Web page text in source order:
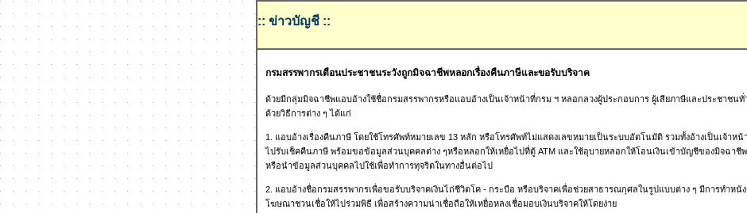
:: ข่าวบัญชี ::
กรมสรรพากรเตือนประชาชนระวังถูกมิจฉาชีพหลอกเรื่องคืนภาษีและขอรับบริจาค
ด้วยมีกลุ่มมิจฉาชีพแอบอ้างใช้ชื่อกรมสรรพากรหรือแอบอ้างเป็นเจ้าหน้าที่กรม ฯ หลอกลวงผู้ประกอบการ ผู้เสียภาษีและประชาชนทั่
ด้วยวิธีการต่าง ๆ ได้แก่
1. แอบอ้างเรื่องคืนภาษี โดยใช้โทรศัพท์หมายเลข 13 หลัก หรือโทรศัพท์ไม่แสดงเลขหมายเป็นระบบอัตโนมัติ รวมทั้งอ้างเป็นเจ้าหน้
ไปรับเช็คคืนภาษี พร้อมขอข้อมูลส่วนบุคคลต่าง ๆหรือหลอกให้เหยื่อไปที่ตู้ ATM และใช้อุบายหลอกให้โอนเงินเข้าบัญชีของมิจฉาชี
หรือนำข้อมูลส่วนบุคคลไปใช้เพื่อทำการทุจริตในทางอื่นต่อไป
2. แอบอ้างชื่อกรมสรรพากรเพื่อขอรับบริจาคเงินไถ่ชีวิตโค - กระบือ หรือบริจาคเพื่อช่วยสาธารณกุศลในรูปแบบต่าง ๆ มีการทำหนั
โฆษณาชวนเชื่อให้ไปร่วมพิธี เพื่อสร้างความน่าเชื่อถือให้เหยื่อหลงเชื่อมอบเงินบริจาคให้โดยง่าย